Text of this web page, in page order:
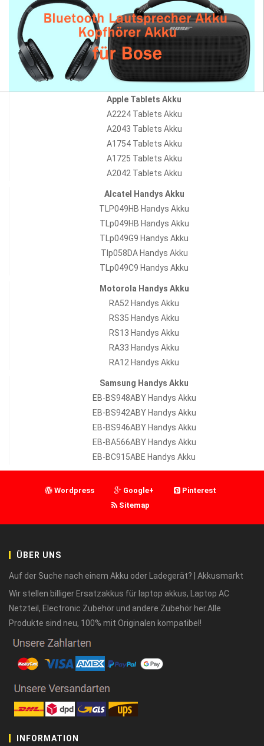
Apple Tablets Akku
A2224 Tablets Akku
A2043 Tablets Akku
A1754 Tablets Akku
A1725 Tablets Akku
A2042 Tablets Akku
Alcatel Handys Akku
TLP049HB Handys Akku
TLp049HB Handys Akku
TLp049G9 Handys Akku
Tlp058DA Handys Akku
TLp049C9 Handys Akku
Motorola Handys Akku
RA52 Handys Akku
RS35 Handys Akku
RS13 Handys Akku
RA33 Handys Akku
RA12 Handys Akku
Samsung Handys Akku
EB-BS948ABY Handys Akku
EB-BS942ABY Handys Akku
EB-BS946ABY Handys Akku
EB-BA566ABY Handys Akku
EB-BC915ABE Handys Akku
Wordpress Google+
Pinterest
Sitemap
ÜBER UNS
Auf der Suche nach einem Akku oder Ladegerät? | Akkusmarkt
Wir stellen billiger Ersatzakkus für laptop akkus, Laptop AC
Netzteil, Electronic Zubehör und andere Zubehör her.Alle
Produkte sind neu, 100% mit Originalen kompatibel!
INFORMATION